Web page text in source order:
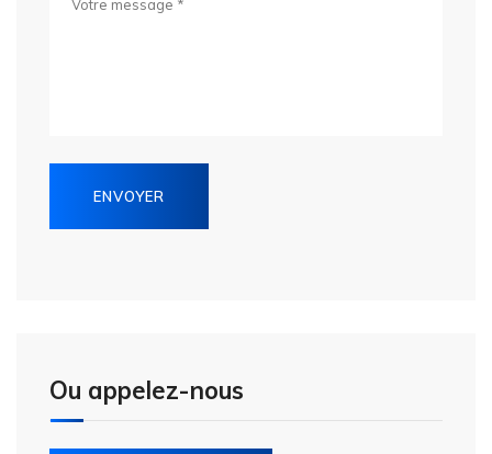
Ou appelez-nous